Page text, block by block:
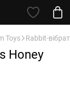
Toys Rabbit-
Honey